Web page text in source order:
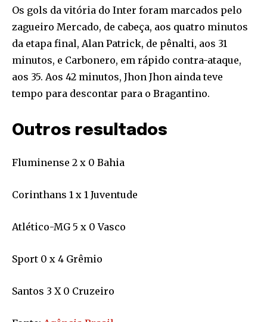
Os gols da vitória do Inter foram marcados pelo
zagueiro Mercado, de cabeça, aos quatro minutos
da etapa final, Alan Patrick, de pênalti, aos 31
minutos, e Carbonero, em rápido contra-ataque,
aos 35. Aos 42 minutos, Jhon Jhon ainda teve
tempo para descontar para o Bragantino.
Outros resultados
Fluminense 2 x 0 Bahia
Corinthans 1 x 1 Juventude
Atlético-MG 5 x 0 Vasco
Sport 0 x 4 Grêmio
Santos 3 X 0 Cruzeiro